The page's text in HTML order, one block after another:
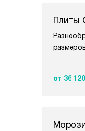
Плиты
размеров
от 36 120